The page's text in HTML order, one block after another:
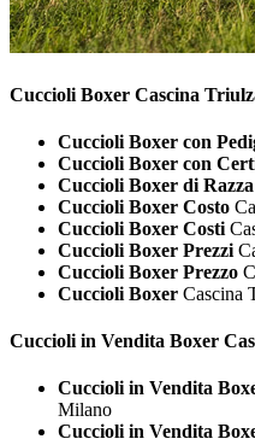
Cuccioli Boxer Cascina
Cuccioli Boxer con
Cuccioli Boxer con
Cuccioli Boxer di Razza
Cuccioli Boxer Costo
Cuccioli Boxer Costi
Cuccioli Boxer Prezzi
Cuccioli Boxer Prezzo
Cuccioli Boxer Cascina
Cuccioli in Vendita Boxer
Cuccioli in Vendita
Milano
Cuccioli in Vendita